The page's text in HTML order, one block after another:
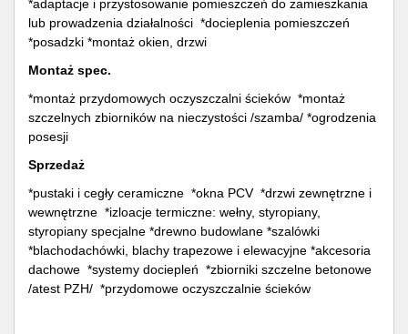
*adaptacje i przystosowanie pomieszczeń do zamieszkania
lub prowadzenia działalności *docieplenia pomieszczeń
*posadzki *montaż okien, drzwi
Montaż spec.
*montaż przydomowych oczyszczalni ścieków *montaż
szczelnych zbiorników na nieczystości /szamba/ *ogrodzenia
posesji
Sprzedaż
*pustaki i cegły ceramiczne *okna PCV *drzwi zewnętrzne i
wewnętrzne *izloacje termiczne: wełny, styropiany,
styropiany specjalne *drewno budowlane *szalówki
*blachodachówki, blachy trapezowe i elewacyjne *akcesoria
dachowe *systemy dociepleń *zbiorniki szczelne betonowe
/atest PZH/ *przydomowe oczyszczalnie ścieków